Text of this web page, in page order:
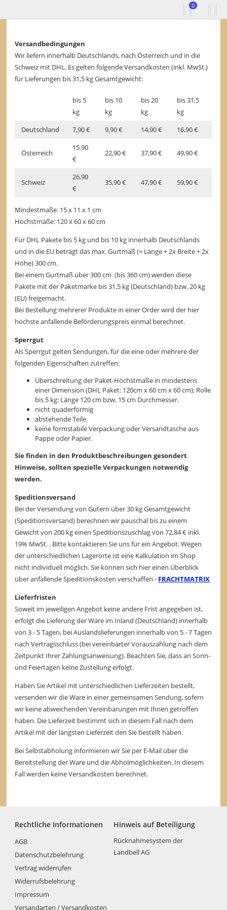
0
Versandbedingungen
Wir liefern innerhalb Deutschlands, nach Österreich und in die
Schweiz mit DHL. Es gelten folgende Versandkosten (inkl. MwSt.)
für Lieferungen bis 31,5 kg Gesamtgewicht:
bis 5
kg
bis 10
kg
bis 20
kg
bis 31,5
kg
Deutschland
7,90 € 9,90 € 14,90 € 16,90 €
Österreich
15,90
€
22,90 € 37,90 € 49,90 €
Schweiz
26,90
€
35,90 € 47,90 € 59,90 €
Mindestmaße: 15 x 11 x 1 cm
Höchstmaße: 120 x 60 x 60 cm
Für DHL Pakete bis 5 kg und bis 10 kg innerhalb Deutschlands
und in die EU beträgt das max. Gurtmaß (= Länge + 2x Breite + 2x
Höhe) 300 cm.
Bei einem Gurtmaß über 300 cm (bis 360 cm) werden diese
Pakete mit der Paketmarke bis 31,5 kg (Deutschland) bzw. 20 kg
(EU) freigemacht.
Bei Bestellung mehrerer Produkte in einer Order wird der hier
höchste anfallende Beförderungspreis einmal berechnet.
Sperrgut
Als Sperrgut gelten Sendungen, für die eine oder mehrere der
folgenden Eigenschaften zutreffen:
Überschreitung der Paket-Höchstmaße in mindestens
einer Dimension (DHL Paket: 120cm x 60 cm x 60 cm); Rolle
bis 5 kg: Länge 120 cm bzw. 15 cm Durchmesser.
nicht quaderförmig
abstehende Teile
keine formstabile Verpackung oder Versandtasche aus
Pappe oder Papier.
Sie finden in den Produktbeschreibungen gesondert
Hinweise, sollten spezielle Verpackungen notwendig
werden.
Speditionsversand
Bei der Versendung von Gütern über 30 kg Gesamtgewicht
(Speditionsversand) berechnen wir pauschal bis zu einem
Gewicht von 200 kg einen Speditionszuschlag von 72,84 € inkl.
19% MwSt. . Bitte kontaktieren Sie uns für ein Angebot. Wegen
der unterschiedlichen Lagerorte ist eine Kalkulation im Shop
nicht individuell möglich. Sie können sich hier einen Überblick
über anfallende Speditionskosten verschaffen - FRACHTMATRIX
Lieferfristen
Soweit im jeweiligen Angebot keine andere Frist angegeben ist,
erfolgt die Lieferung der Ware im Inland (Deutschland) innerhalb
von 3 - 5 Tagen, bei Auslandslieferungen innerhalb von 5 - 7 Tagen
nach Vertragsschluss (bei vereinbarter Vorauszahlung nach dem
Zeitpunkt Ihrer Zahlungsanweisung). Beachten Sie, dass an Sonn-
und Feiertagen keine Zustellung erfolgt.
Haben Sie Artikel mit unterschiedlichen Lieferzeiten bestellt,
versenden wir die Ware in einer gemeinsamen Sendung, sofern
wir keine abweichenden Vereinbarungen mit Ihnen getroffen
haben. Die Lieferzeit bestimmt sich in diesem Fall nach dem
Artikel mit der längsten Lieferzeit den Sie bestellt haben.
Bei Selbstabholung informieren wir Sie per E-Mail über die
Bereitstellung der Ware und die Abholmöglichkeiten. In diesem
Fall werden keine Versandkosten berechnet.
Rechtliche Informationen
AGB
Datenschutzbelehrung
Vertrag widerrufen
Widerrufsbelehrung
Impressum
Versandarten / Versandkosten
Hinweis auf Beteiligung
Rücknahmesystem der
Landbell AG